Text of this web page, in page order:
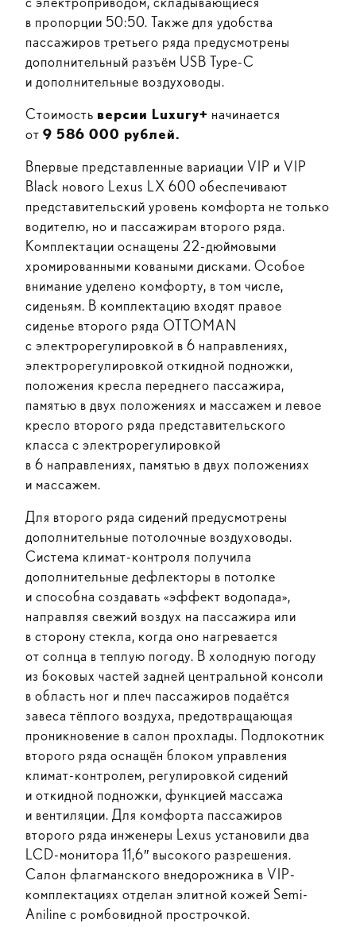
в пропорции 50:50. Также для удобства
пассажиров третьего ряда предусмотрены
дополнительный разъём USB Type-C
и дополнительные воздуховоды.
Стоимость версии Luxury+ начинается
от 9 586 000 рублей.
Впервые представленные вариации VIP и VIP
Black нового Lexus LX 600 обеспечивают
представительский уровень комфорта не только
водителю, но и пассажирам второго ряда.
Комплектации оснащены 22-дюймовыми
хромированными коваными дисками. Особое
внимание уделено комфорту, в том числе,
сиденьям. В комплектацию входят правое
сиденье второго ряда OTTOMAN
с электрорегулировкой в 6 направлениях,
электрорегулировкой откидной подножки,
положения кресла переднего пассажира,
памятью в двух положениях и массажем и левое
кресло второго ряда представительского
класса с электрорегулировкой
в 6 направлениях, памятью в двух положениях
и массажем.
Для второго ряда сидений предусмотрены
дополнительные потолочные воздуховоды.
Система климат-контроля получила
дополнительные дефлекторы в потолке
и способна создавать «эффект водопада»,
направляя свежий воздух на пассажира или
в сторону стекла, когда оно нагревается
от солнца в теплую погоду. В холодную погоду
из боковых частей задней центральной консоли
в область ног и плеч пассажиров подаётся
завеса тёплого воздуха, предотвращающая
проникновение в салон прохлады. Подлокотник
второго ряда оснащён блоком управления
климат-контролем, регулировкой сидений
и откидной подножки, функцией массажа
и вентиляции. Для комфорта пассажиров
второго ряда инженеры Lexus установили два
LCD-монитора 11,6″ высокого разрешения.
Салон флагманского внедорожника в VIP-
комплектациях отделан элитной кожей Semi-
Aniline с ромбовидной прострочкой.